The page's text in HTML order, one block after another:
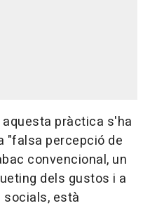
pràctica s'ha
"falsa percepció de
convencional, un
dels gustos i a
està